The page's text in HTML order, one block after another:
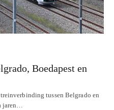
Boedapest en
tussen Belgrado en
jaren…